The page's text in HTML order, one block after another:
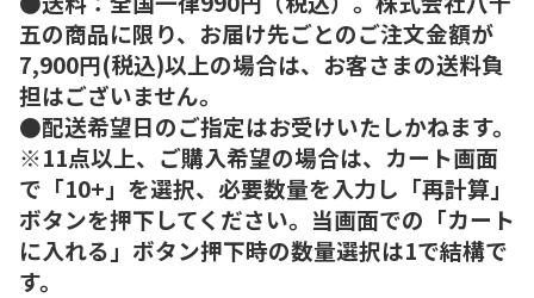
五の商品に限り、お届け先ごとのご注文金額が
7,900円(税込)以上の場合は、お客さまの送料負
担はございません。
●配送希望日のご指定はお受けいたしかねます。
※11点以上、ご購入希望の場合は、カート画面
で「10+」を選択、必要数量を入力し「再計算」
ボタンを押下してください。当画面での「カート
に入れる」ボタン押下時の数量選択は1で結構で
す。